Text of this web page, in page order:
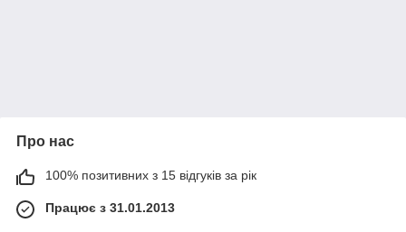
Про нас
100% позитивних з 15 відгуків за рік
Працює з 31.01.2013